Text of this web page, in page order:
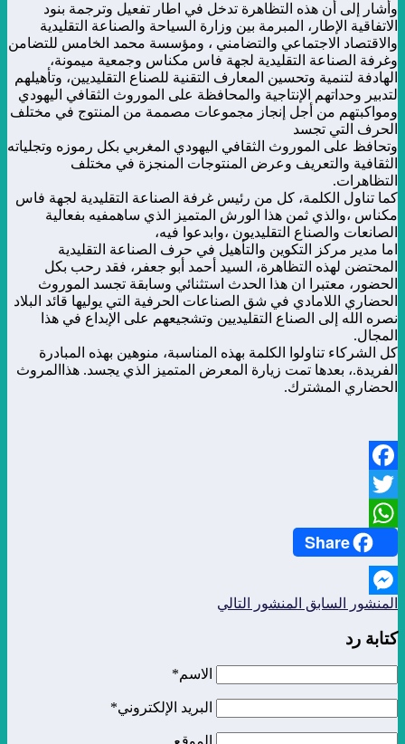
وأشار إلى أن هذه التظاهرة تدخل في اطار تفعيل وترجمة بنود
الاتفاقية الإطار، المبرمة بين وزارة السياحة والصناعة التقليدية
والاقتصاد الاجتماعي والتضامني ، ومؤسسة محمد الخامس للتضامن
وغرفة الصناعة التقليدية لجهة فاس مكناس وجمعية ميمونة،
الهادفة لتنمية وتحسين المعارف التقنية للصناع التقليديين، وتأهيلهم
لتدبير وحداتهم الإنتاجية والمحافظة على الموروث الثقافي اليهودي
ومواكبتهم من أجل إنجاز مجموعات مصممة من المنتوج في مختلف
الحرف التي تجسد
وتحافظ على الموروث الثقافي اليهودي المغربي بكل رموزه وتجلياته
الثقافية والتعريف وعرض المنتوجات المنجزة في مختلف
التظاهرات.
كما تناول الكلمة، كل من رئيس غرفة الصناعة التقليدية لجهة فاس
مكناس ،والذي ثمن هذا الورش المتميز الذي ساهمفيه بفعالية
الصانعات والصناع التقليديون ،وابدعوا فيه،
اما مدير مركز التكوين والتأهيل في حرف الصناعة التقليدية
المحتضن لهذه التظاهرة، السيد أحمد أبو جعفر، فقد رحب بكل
الحضور، معتبرا ان هذا الحدث استثنائي وسابقة تجسد الموروث
الحضاري اللامادي في شق الصناعات الحرفية التي يوليها قائد البلاد
نصره الله إلى الصناع التقليديين وتشجيعهم على الإبداع في هذا
المجال.
كل الشركاء تناولوا الكلمة بهذه المناسبة، منوهين بهذه المبادرة
الفريدة.، بعدها تمت زيارة المعرض المتميز الذي يجسد. هذاالمروث
الحضاري المشترك.
Facebook
Twitter
WhatsApp
Share
Messenger
المنشور السابق المنشور التالي
كتابة رد
الاسم*
البريد الإلكتروني*